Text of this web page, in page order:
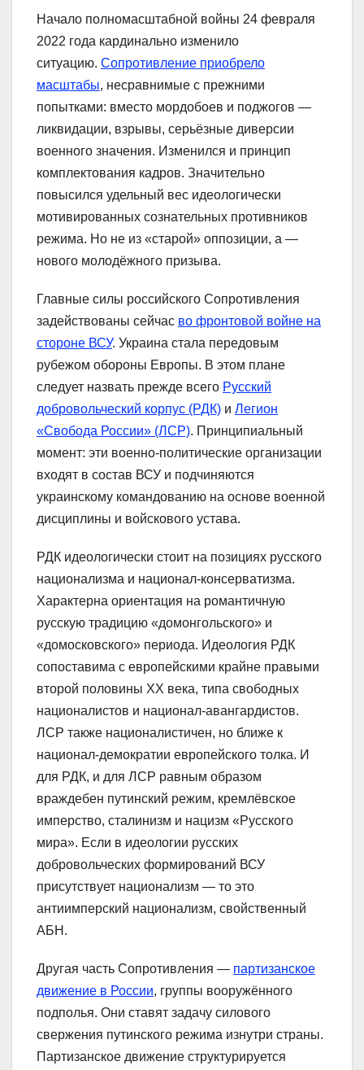
Начало полномасштабной войны 24 февраля
2022 года кардинально изменило
ситуацию. Сопротивление приобрело
масштабы, несравнимые с прежними
попытками: вместо мордобоев и поджогов —
ликвидации, взрывы, серьёзные диверсии
военного значения. Изменился и принцип
комплектования кадров. Значительно
повысился удельный вес идеологически
мотивированных сознательных противников
режима. Но не из «старой» оппозиции, а —
нового молодёжного призыва.
Главные силы российского Сопротивления
задействованы сейчас во фронтовой войне на
стороне ВСУ. Украина стала передовым
рубежом обороны Европы. В этом плане
следует назвать прежде всего Русский
добровольческий корпус (РДК) и Легион
«Свобода России» (ЛСР). Принципиальный
момент: эти военно-политические организации
входят в состав ВСУ и подчиняются
украинскому командованию на основе военной
дисциплины и войскового устава.
РДК идеологически стоит на позициях русского
национализма и национал-консерватизма.
Характерна ориентация на романтичную
русскую традицию «домонгольского» и
«домосковского» периода. Идеология РДК
сопоставима с европейскими крайне правыми
второй половины XX века, типа свободных
националистов и национал-авангардистов.
ЛСР также националистичен, но ближе к
национал-демократии европейского толка. И
для РДК, и для ЛСР равным образом
враждебен путинский режим, кремлёвское
имперство, сталинизм и нацизм «Русского
мира». Если в идеологии русских
добровольческих формирований ВСУ
присутствует национализм — то это
антиимперский национализм, свойственный
АБН.
Другая часть Сопротивления — партизанское
движение в России, группы вооружённого
подполья. Они ставят задачу силового
свержения путинского режима изнутри страны.
Партизанское движение структурируется